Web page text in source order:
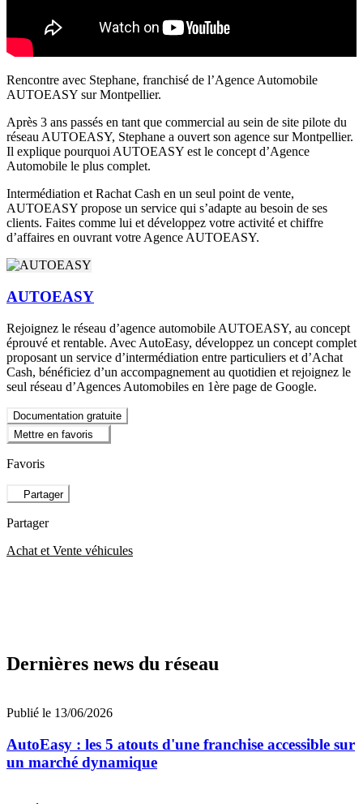
Rencontre avec Stephane, franchisé de l’Agence Automobile
AUTOEASY sur Montpellier.
Après 3 ans passés en tant que commercial au sein de site pilote du
réseau AUTOEASY, Stephane a ouvert son agence sur Montpellier.
Il explique pourquoi AUTOEASY est le concept d’Agence
Automobile le plus complet.
Intermédiation et Rachat Cash en un seul point de vente,
AUTOEASY propose un service qui s’adapte au besoin de ses
clients. Faites comme lui et développez votre activité et chiffre
d’affaires en ouvrant votre Agence AUTOEASY.
AUTOEASY
Rejoignez le réseau d’agence automobile AUTOEASY, au concept
éprouvé et rentable. Avec AutoEasy, développez un concept complet
proposant un service d’intermédiation entre particuliers et d’Achat
Cash, bénéficiez d’un accompagnement au quotidien et rejoignez le
seul réseau d’Agences Automobiles en 1ère page de Google.
Documentation gratuite
Mettre en favoris
Favoris
Partager
Partager
Achat et Vente véhicules
Dernières news du réseau
Publié le 13/06/2026
AutoEasy : les 5 atouts d'une franchise accessible sur
un marché dynamique